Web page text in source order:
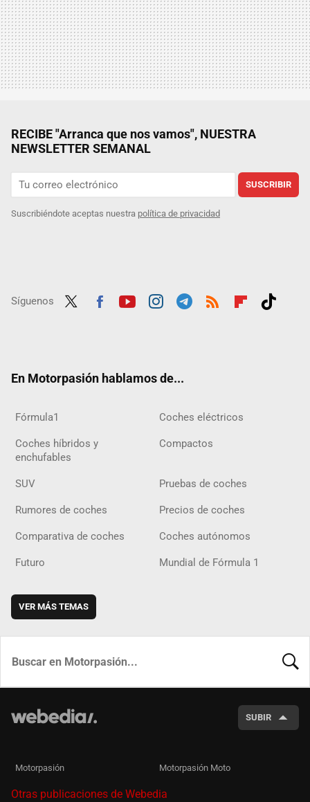
RECIBE "Arranca que nos vamos", NUESTRA
NEWSLETTER SEMANAL
SUSCRIBIR
Suscribiéndote aceptas nuestra política de privacidad
Síguenos
En Motorpasión hablamos de...
Fórmula1 Coches eléctricos
Coches híbridos y
enchufables
Compactos
SUV Pruebas de coches
Rumores de coches Precios de coches
Comparativa de coches Coches autónomos
Futuro Mundial de Fórmula 1
VER MÁS TEMAS
SUBIR
Motorpasión Motorpasión Moto
Otras publicaciones de Webedia